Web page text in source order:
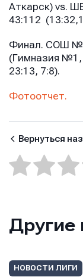
Аткарск) vs.
43:112
Финал. СОШ №1
(Гимназия №1,
23:13, 7:8).
Фотоотчет.
Вернуться
Другие
НОВОСТИ ЛИГИ